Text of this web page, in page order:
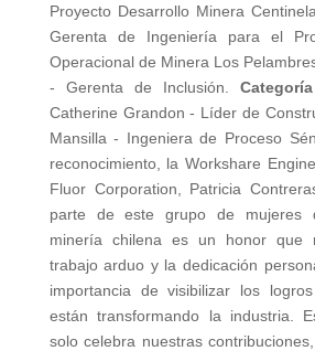
Proyecto Desarrollo Minera
Gerenta de Ingeniería para el
Operacional de Minera Los
- Gerenta de Inclusión.
Catherine Grandon - Líder de
Mansilla - Ingeniera de Proceso
reconocimiento, la Workshare
Fluor Corporation, Patricia
parte de este grupo de mujeres
minería chilena es un honor que
trabajo arduo y la dedicación
importancia de visibilizar los
están transformando la industria.
solo celebra nuestras